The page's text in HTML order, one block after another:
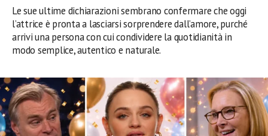
Le sue ultime dichiarazioni sembrano confermare che oggi
l’attrice è pronta a lasciarsi sorprendere dall’amore, purché
arrivi una persona con cui condividere la quotidianità in
modo semplice, autentico e naturale.